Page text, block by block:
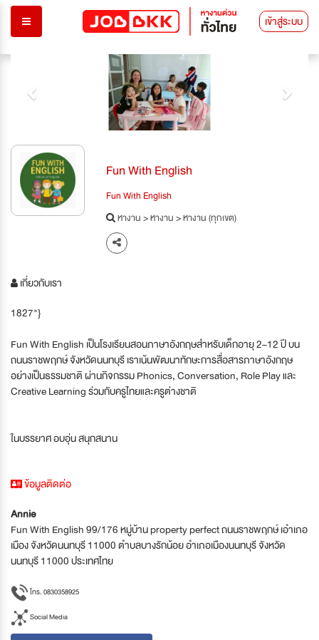
เข้าสู่ระบบ
Fun With English
Fun With English
หางาน>หางาน>หางาน (ทุกเขต)
เกี่ยวกับเรา
1827"}
Fun With English เป็นโรงเรียนสอนภาษาอังกฤษสำหรับเด็กอายุ 2–12 ปี บน
ถนนราชพฤกษ์ จังหวัดนนทบุรี เราเน้นพัฒนาทักษะการสื่อสารภาษาอังกฤษ
อย่างเป็นธรรมชาติ ผ่านกิจกรรม Phonics, Conversation, Role Play และ
Creative Learning ร่วมกับครูไทยและครูต่างชาติ
ในบรรยาศ อบอุ่น สนุกสนาน
ข้อมูลติดต่อ
Annie
Fun With English 99/176 หมู่บ้าน property perfect ถนนราชพฤกษ์ เอำเภอ
เมือง จังหวัดนนทบุรี 11000 ตำบลบางรักน้อย อำเภอเมืองนนทบุรี จังหวัด
นนทบุรี 11000 ประเทศไทย
โทร. 0830358925
Social Media